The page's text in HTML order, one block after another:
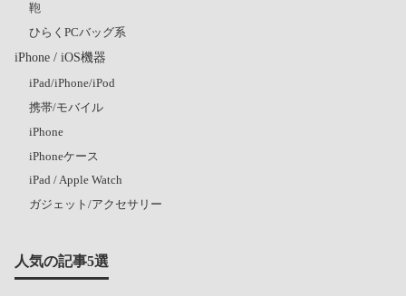
鞄
ひらくPCバッグ系
iPhone / iOS機器
iPad/iPhone/iPod
携帯/モバイル
iPhone
iPhoneケース
iPad / Apple Watch
ガジェット/アクセサリー
人気の記事5選